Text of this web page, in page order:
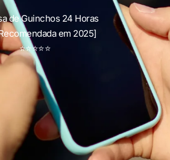
de Guinchos 24 Horas
em 2025]
⭐⭐⭐⭐⭐